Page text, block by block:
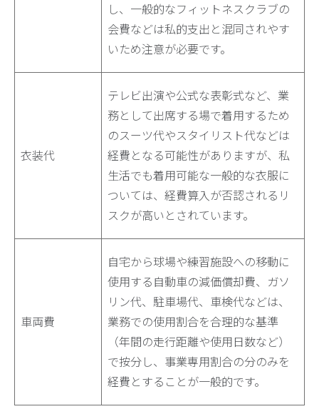
し、一般的なフィットネスクラブの
会費などは私的支出と混同されやす
いため注意が必要です。
衣装代
テレビ出演や公式な表彰式など、業
務として出席する場で着用するため
のスーツ代やスタイリスト代などは
経費となる可能性がありますが、私
生活でも着用可能な一般的な衣服に
ついては、経費算入が否認されるリ
スクが高いとされています。
車両費
自宅から球場や練習施設への移動に
使用する自動車の減価償却費、ガソ
リン代、駐車場代、車検代などは、
業務での使用割合を合理的な基準
（年間の走行距離や使用日数など）
で按分し、事業専用割合の分のみを
経費とすることが一般的です。